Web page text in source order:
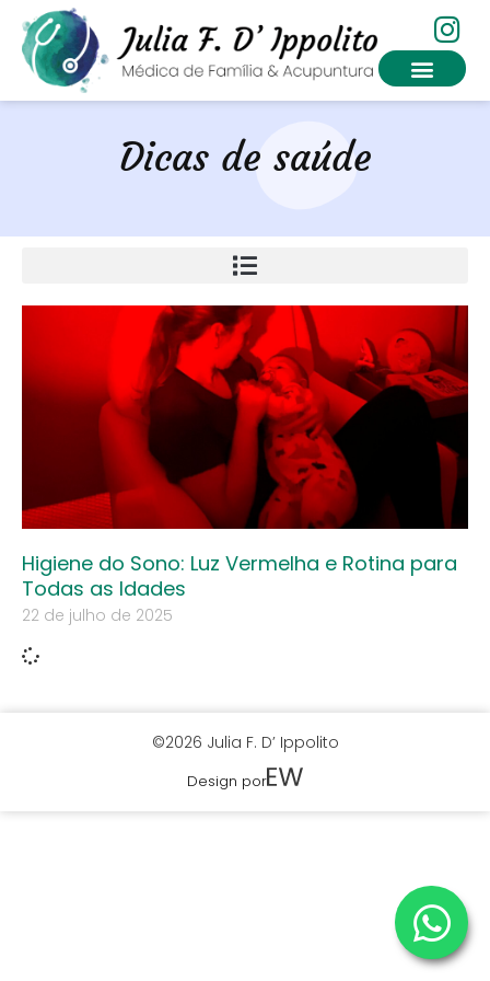
Dicas de saúde
Higiene do Sono: Luz Vermelha e Rotina para
Todas as Idades
22 de julho de 2025
©2026 Julia F. D’ Ippolito
Design por